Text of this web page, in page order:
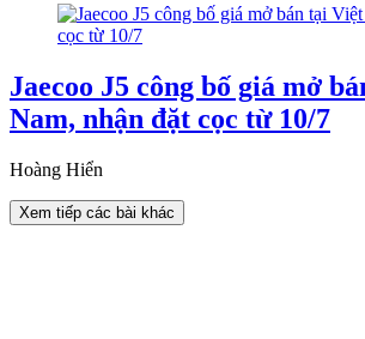
Jaecoo J5 công bố giá mở
Nam, nhận đặt cọc từ 10/7
Hoàng Hiển
Xem tiếp các bài khác